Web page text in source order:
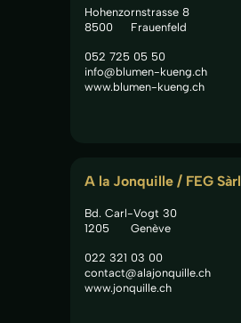
Hohenzornstrasse 8
8500
Frauenfeld
052 725 05 50
info@blumen-kueng.ch
www.blumen-kueng.ch
A la Jonquille / FEG Sàrl
Bd. Carl-Vogt 30
1205
Genève
022 321 03 00
contact@alajonquille.ch
www.jonquille.ch